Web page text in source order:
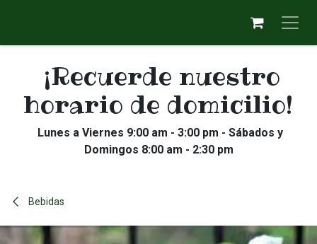
¡Recuerde nuestro
horario de domicilio!
Lunes a Viernes 9:00 am - 3:00 pm - Sábados y
Domingos 8:00 am - 2:30 pm
Bebidas